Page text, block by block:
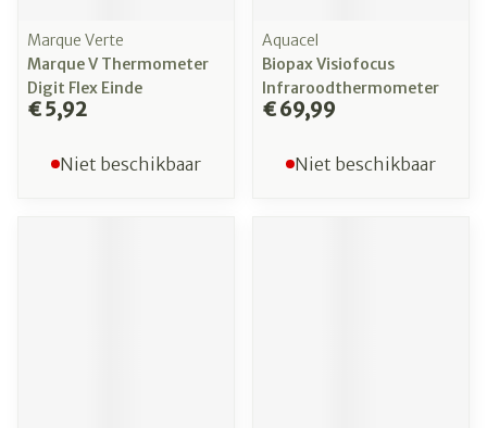
Marque Verte
Marque V Thermometer
Digit Flex Einde
€ 5,92
Niet beschikbaar
Aquacel
Biopax Visiofocus
Infraroodthermometer
€ 69,99
Niet beschikbaar